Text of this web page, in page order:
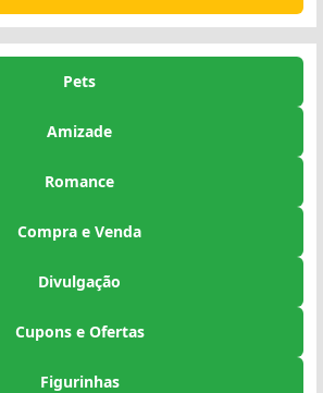
Pets
Amizade
Romance
Compra e Venda
Divulgação
Cupons e Ofertas
Figurinhas